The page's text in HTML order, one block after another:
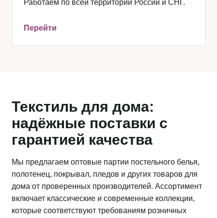
Работаем по всей территории России и СНГ.
Перейти
Текстиль для дома:
надёжные поставки с
гарантией качества
Мы предлагаем оптовые партии постельного белья,
полотенец, покрывал, пледов и других товаров для
дома от проверенных производителей. Ассортимент
включает классические и современные коллекции,
которые соответствуют требованиям розничных